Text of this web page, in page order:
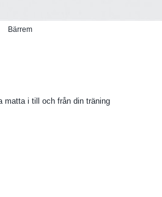
Bärrem
matta i till och från din träning